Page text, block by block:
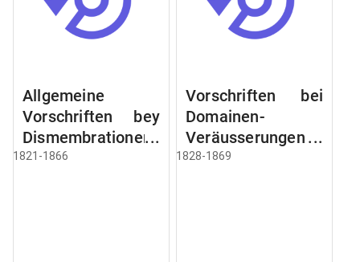
Allgemeine
Vorschriften bey
Dismembrationen
Domainen-
1821-1866
Vorschriften bei
Domainen-
Veräusserungen
und
1828-1869